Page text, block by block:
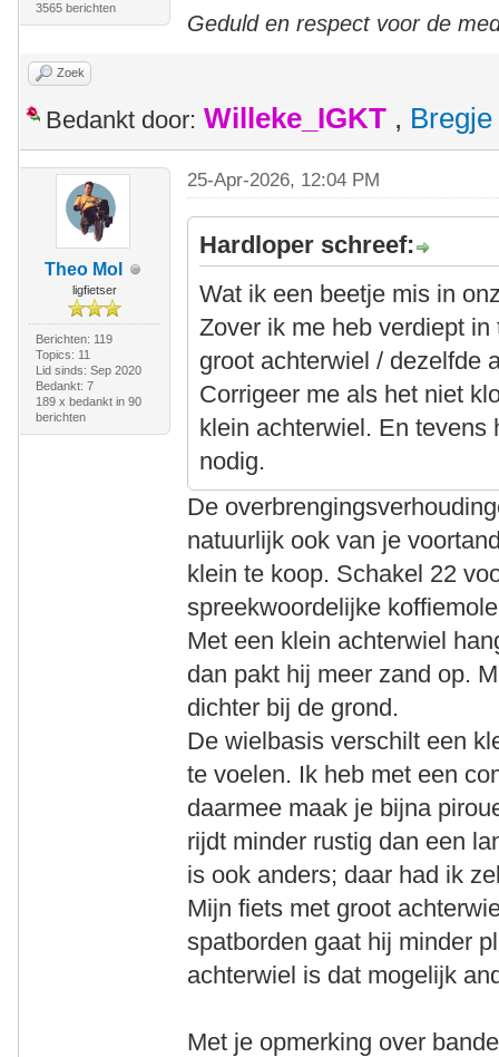
3565 berichten
Geduld en respect voor de
Zoek
Bedankt door: Willeke_IGKT , Bregje
Theo Mol
ligfietser
Berichten: 119
Topics: 11
Lid sinds: Sep 2020
Bedankt: 7
189 x bedankt in 90
berichten
25-Apr-2026, 12:04 PM
Hardloper schreef:
Wat ik een beetje mis in
Zover ik me heb verdiept
groot achterwiel / dezelfde
Corrigeer me als het niet
klein achterwiel. En tevens
nodig.
De
natuurlijk ook van je
klein te koop. Schakel 22
spreekwoordelijke
Met een klein achterwiel
dan pakt hij meer zand op.
dichter bij de grond.
De wielbasis verschilt een
te voelen. Ik heb met een
daarmee maak je bijna
rijdt minder rustig dan een
is ook anders; daar had ik
Mijn fiets met groot
spatborden gaat hij minder
achterwiel is dat mogelijk
Met je opmerking over